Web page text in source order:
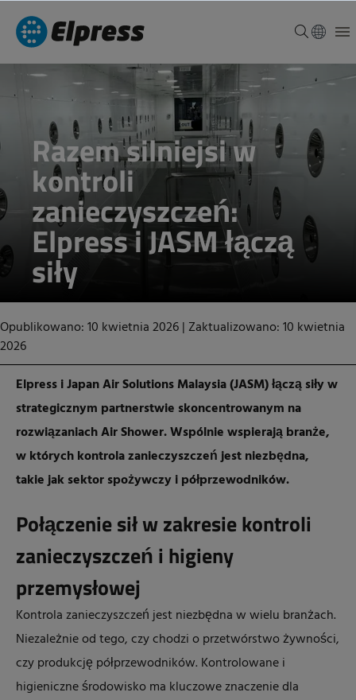
Razem silniejsi w
kontroli
zanieczyszczeń:
Elpress i JASM łączą
siły
Opublikowano: 10 kwietnia 2026| Zaktualizowano: 10 kwietnia
2026
Elpress i Japan Air Solutions Malaysia (JASM) łączą siły w
strategicznym partnerstwie skoncentrowanym na
rozwiązaniach Air Shower. Wspólnie wspierają branże,
w których kontrola zanieczyszczeń jest niezbędna,
takie jak sektor spożywczy i półprzewodników.
Połączenie sił w zakresie kontroli
zanieczyszczeń i higieny
przemysłowej
Kontrola zanieczyszczeń jest niezbędna w wielu branżach.
Niezależnie od tego, czy chodzi o przetwórstwo żywności,
czy produkcję półprzewodników. Kontrolowane i
higieniczne środowisko ma kluczowe znaczenie dla